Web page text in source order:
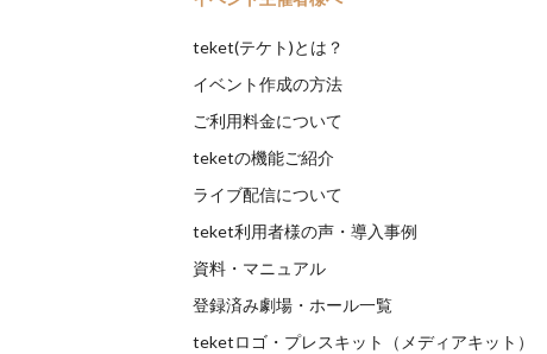
teket(テケト)とは？
イベント作成の方法
ご利用料金について
teketの機能ご紹介
ライブ配信について
teket利用者様の声・導入事例
資料・マニュアル
登録済み劇場・ホール一覧
teketロゴ・プレスキット（メディアキット）